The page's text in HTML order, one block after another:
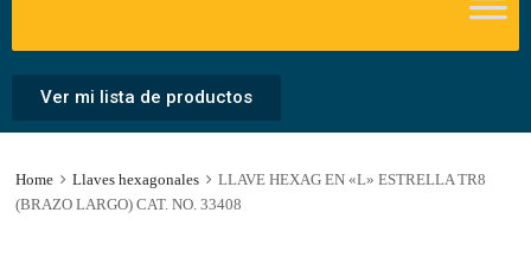
Ver mi lista de productos
Home Llaves hexagonales
LLAVE HEXAG EN «L» ESTRELLA TR8
(BRAZO LARGO) CAT. NO. 33408